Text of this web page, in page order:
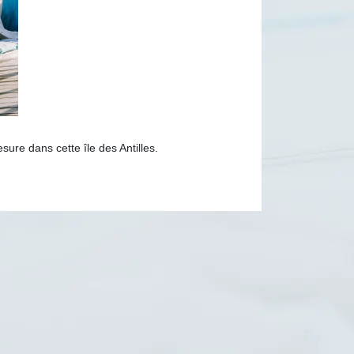
dans cette île des Antilles.